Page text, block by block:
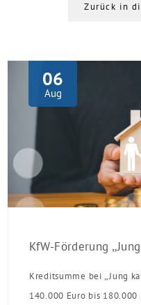
Zurück in
06
Aug
Kreditsumme bei „Jung
140.000 Euro bis